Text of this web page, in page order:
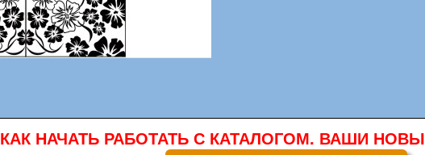
КАК НАЧАТЬ РАБОТАТЬ С КАТАЛОГОМ. ВАШИ